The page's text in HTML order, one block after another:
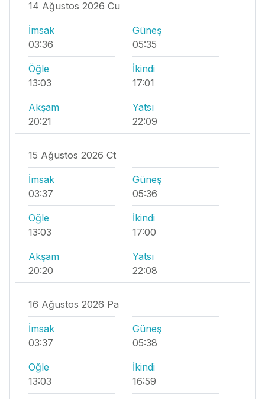
14 Ağustos 2026 Cu
İmsak
03:36
Güneş
05:35
Öğle
13:03
İkindi
17:01
Akşam
20:21
Yatsı
22:09
15 Ağustos 2026 Ct
İmsak
03:37
Güneş
05:36
Öğle
13:03
İkindi
17:00
Akşam
20:20
Yatsı
22:08
16 Ağustos 2026 Pa
İmsak
03:37
Güneş
05:38
Öğle
13:03
İkindi
16:59